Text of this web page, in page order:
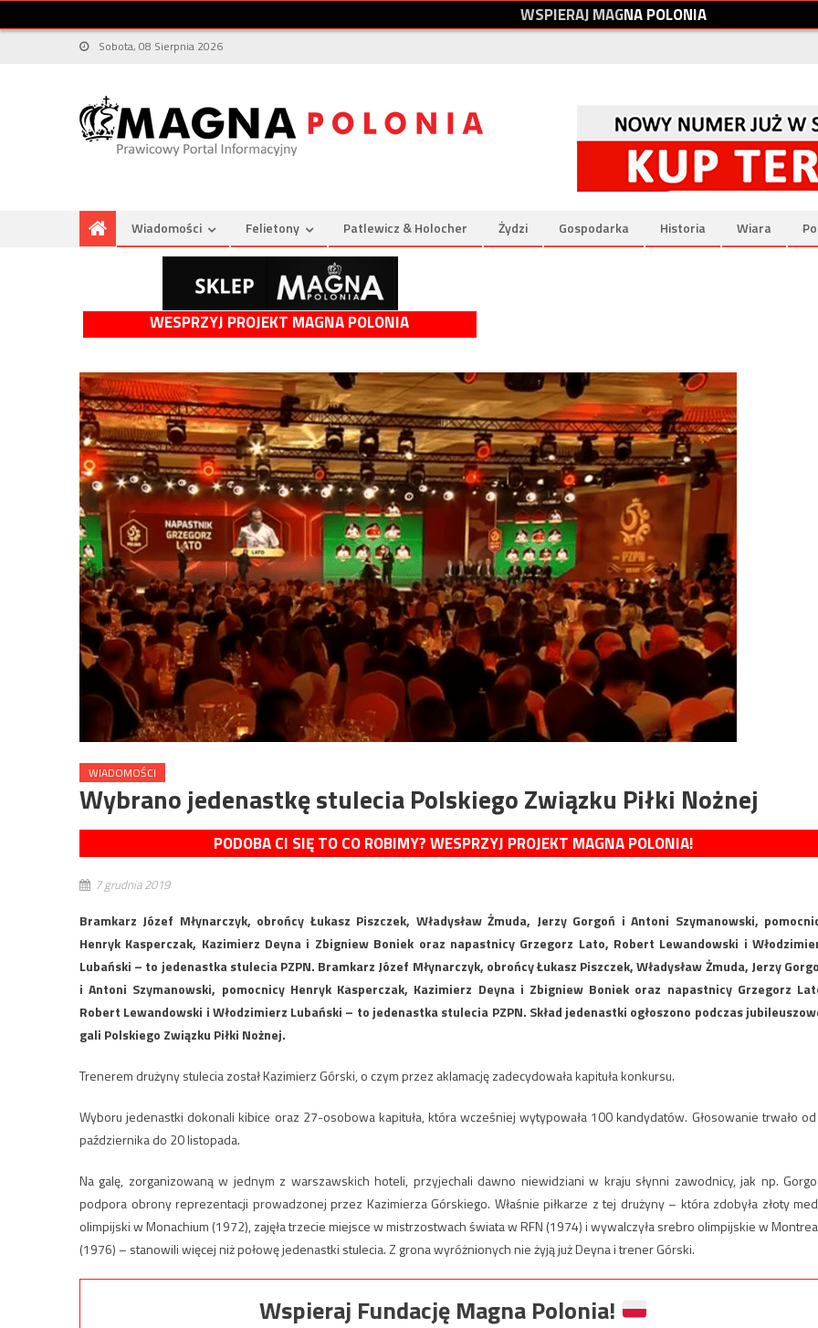
WSPIERAJMAGNAPOLONIA
Sobota, 08 Sierpnia 2026
Wiadomości Felietony Patlewicz & Holocher Żydzi Gospodarka Historia Wiara
WESPRZYJ PROJEKT MAGNA POLONIA
WIADOMOŚCI
Wybrano jedenastkę stulecia Polskiego Związku Piłki Nożnej
PODOBA CI SIĘ TO CO ROBIMY? WESPRZYJ PROJEKT MAGNA POLONIA!
7 grudnia 2019
Bramkarz Józef Młynarczyk, obrońcy Łukasz Piszczek, Władysław Żmuda, Jerzy Gorgoń i Antoni Szymanowski,
Henryk Kasperczak, Kazimierz Deyna i Zbigniew Boniek oraz napastnicy Grzegorz Lato, Robert Lewandowski i
Lubański – to jedenastka stulecia PZPN. Bramkarz Józef Młynarczyk, obrońcy Łukasz Piszczek, Władysław Żmuda, Jerzy
i Antoni Szymanowski, pomocnicy Henryk Kasperczak, Kazimierz Deyna i Zbigniew Boniek oraz napastnicy Grzegorz
Robert Lewandowski i Włodzimierz Lubański – to jedenastka stulecia PZPN. Skład jedenastki ogłoszono podczas
gali Polskiego Związku Piłki Nożnej.
Trenerem drużyny stulecia został Kazimierz Górski, o czym przez aklamację zadecydowała kapituła konkursu.
Wyboru jedenastki dokonali kibice oraz 27-osobowa kapituła, która wcześniej wytypowała 100 kandydatów. Głosowanie trwało
października do 20 listopada.
Na galę, zorganizowaną w jednym z warszawskich hoteli, przyjechali dawno niewidziani w kraju słynni zawodnicy, jak np.
podpora obrony reprezentacji prowadzonej przez Kazimierza Górskiego. Właśnie piłkarze z tej drużyny – która zdobyła złoty
olimpijski w Monachium (1972), zajęła trzecie miejsce w mistrzostwach świata w RFN (1974) i wywalczyła srebro olimpijskie w
(1976) – stanowili więcej niż połowę jedenastki stulecia. Z grona wyróżnionych nie żyją już Deyna i trener Górski.
Wspieraj Fundację Magna Polonia!